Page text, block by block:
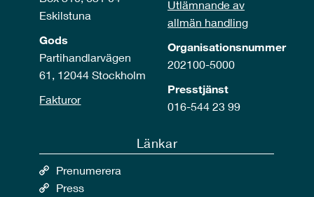
Eskilstuna
Gods
Partihandlarvägen
61, 12044 Stockholm
Fakturor
Utlämnande av
allmän handling
Organisationsnummer
202100-5000
Presstjänst
016-544 23 99
Länkar
Prenumerera
Press